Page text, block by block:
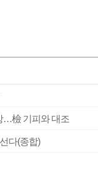
…檢 기피와 대조
다(종합)